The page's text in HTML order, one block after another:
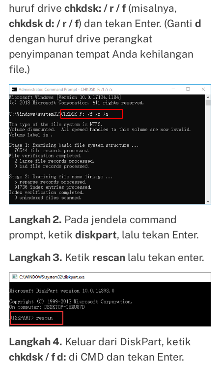
huruf drive chkdsk: / r / f(misalnya,
chkdsk d: / r / f) dan tekan Enter. (Ganti d
dengan huruf drive perangkat
penyimpanan tempat Anda kehilangan
file.)
Langkah 2. Pada jendela command
prompt, ketik diskpart, lalu tekan Enter.
Langkah 3. Ketik rescanlalu tekan enter.
Langkah 4. Keluar dari DiskPart, ketik
chkdsk / f d: di CMD dan tekan Enter.